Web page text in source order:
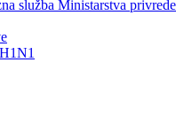
služba Ministarstva privrede